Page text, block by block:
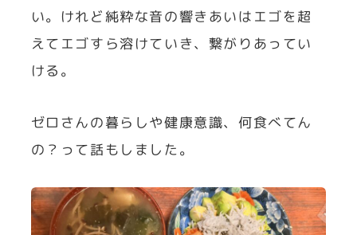
い。けれど純粋な音の響きあいはエゴを超
えてエゴすら溶けていき、繋がりあってい
ける。
ゼロさんの暮らしや健康意識、何食べてん
の？って話もしました。